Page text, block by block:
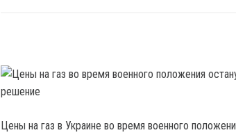
Цены на газ в Украине во время военного